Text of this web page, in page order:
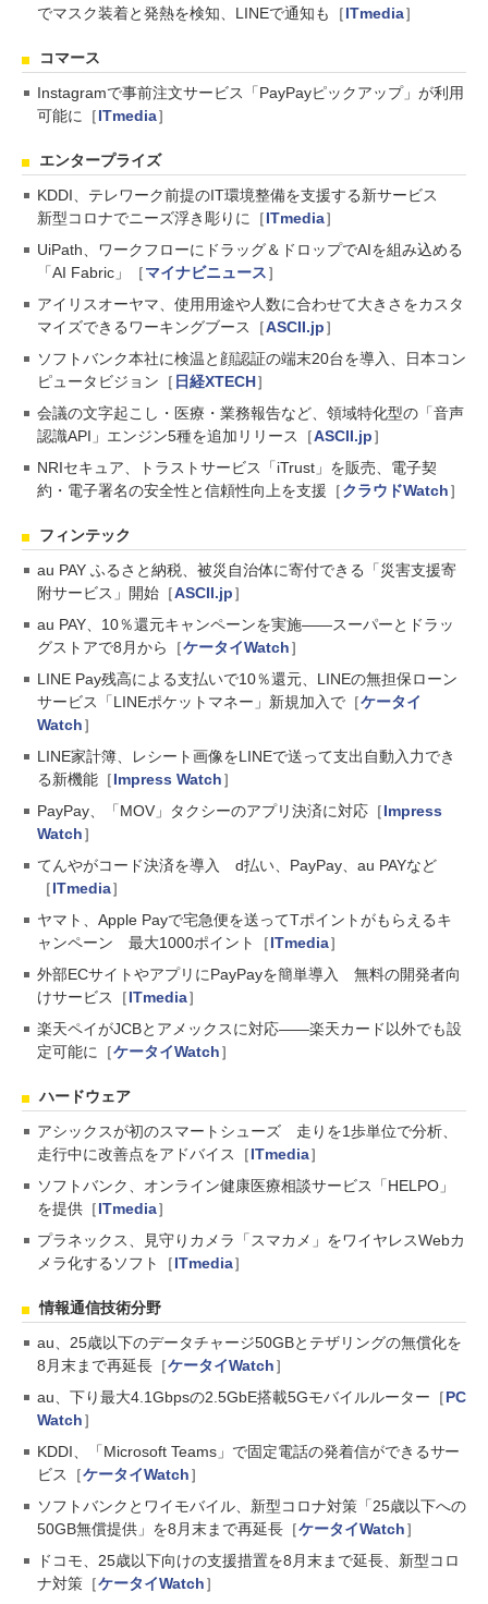
でマスク装着と発熱を検知、LINEで通知も［ITmedia］
コマース
Instagramで事前注文サービス「PayPayピックアップ」が利用
可能に［ITmedia］
エンタープライズ
KDDI、テレワーク前提のIT環境整備を支援する新サービス
新型コロナでニーズ浮き彫りに［ITmedia］
UiPath、ワークフローにドラッグ＆ドロップでAIを組み込める
「AI Fabric」［マイナビニュース］
アイリスオーヤマ、使用用途や人数に合わせて大きさをカスタ
マイズできるワーキングブース［ASCII.jp］
ソフトバンク本社に検温と顔認証の端末20台を導入、日本コン
ピュータビジョン［ 日経XTECH］
会議の文字起こし・医療・業務報告など、領域特化型の「音声
認識API」エンジン5種を追加リリース［ASCII.jp］
NRIセキュア、トラストサービス「iTrust」を販売、電子契
約・電子署名の安全性と信頼性向上を支援［クラウドWatch］
フィンテック
au PAY ふるさと納税、被災自治体に寄付できる「災害支援寄
附サービス」開始［ASCII.jp］
au PAY、10％還元キャンペーンを実施――スーパーとドラッ
グストアで8月から［ケータイWatch］
LINE Pay残高による支払いで10％還元、LINEの無担保ローン
サービス「LINEポケットマネー」新規加入で［ケータイ
Watch］
LINE家計簿、レシート画像をLINEで送って支出自動入力でき
る新機能［Impress Watch］
PayPay、「MOV」タクシーのアプリ決済に対応［Impress
Watch］
てんやがコード決済を導入 d払い、PayPay、au PAYなど
［ITmedia］
ヤマト、Apple Payで宅急便を送ってTポイントがもらえるキ
ャンペーン 最大1000ポイント［ITmedia］
外部ECサイトやアプリにPayPayを簡単導入 無料の開発者向
けサービス［ITmedia］
楽天ペイがJCBとアメックスに対応――楽天カード以外でも設
定可能に［ケータイWatch］
ハードウェア
アシックスが初のスマートシューズ 走りを1歩単位で分析、
走行中に改善点をアドバイス［ITmedia］
ソフトバンク、オンライン健康医療相談サービス「HELPO」
を提供［ITmedia］
プラネックス、見守りカメラ「スマカメ」をワイヤレスWebカ
メラ化するソフト［ITmedia］
情報通信技術分野
au、25歳以下のデータチャージ50GBとテザリングの無償化を
8月末まで再延長［ケータイWatch］
au、下り最大4.1Gbpsの2.5GbE搭載5Gモバイルルーター［PC
Watch］
KDDI、「Microsoft Teams」で固定電話の発着信ができるサー
ビス［ケータイWatch］
ソフトバンクとワイモバイル、新型コロナ対策「25歳以下への
50GB無償提供」を8月末まで再延長［ケータイWatch］
ドコモ、25歳以下向けの支援措置を8月末まで延長、新型コロ
ナ対策［ケータイWatch］